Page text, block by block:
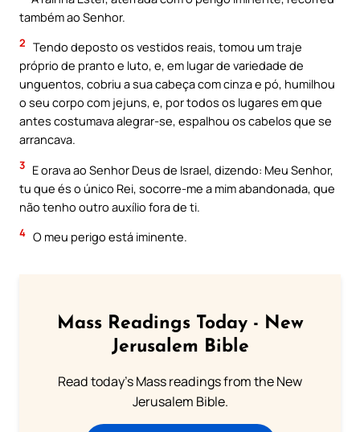
também ao Senhor.
2 Tendo deposto os vestidos reais, tomou um traje
próprio de pranto e luto, e, em lugar de variedade de
unguentos, cobriu a sua cabeça com cinza e pó, humilhou
o seu corpo com jejuns, e, por todos os lugares em que
antes costumava alegrar-se, espalhou os cabelos que se
arrancava.
3 E orava ao Senhor Deus de Israel, dizendo: Meu Senhor,
tu que és o único Rei, socorre-me a mim abandonada, que
não tenho outro auxílio fora de ti.
4 O meu perigo está iminente.
Mass Readings Today - New
Jerusalem Bible
Read today's Mass readings from the New
Jerusalem Bible.